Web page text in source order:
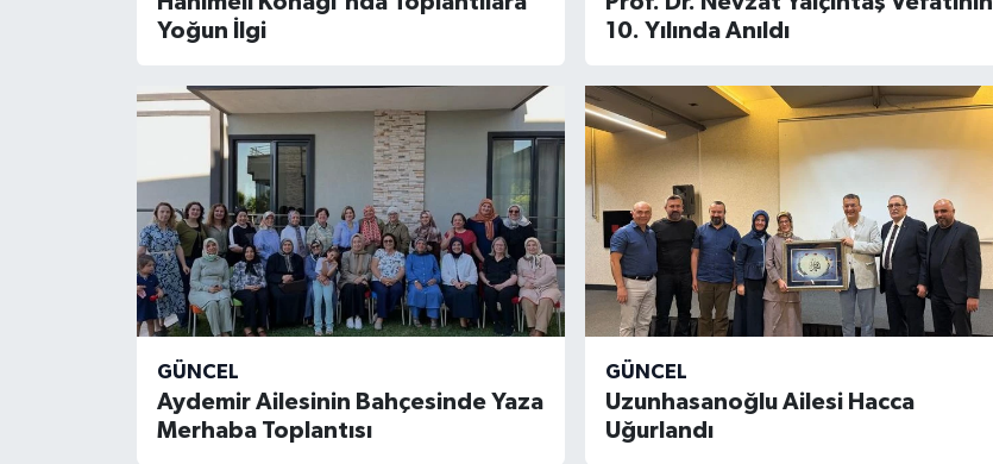
Yoğun İlgi
10. Yılında Anıldı
GÜNCEL
Aydemir Ailesinin Bahçesinde Yaza
Merhaba Toplantısı
GÜNCEL
Uzunhasanoğlu Ailesi Hacca
Uğurlandı
Yönetim Kurulu
Yüksek İstişare Kurulu